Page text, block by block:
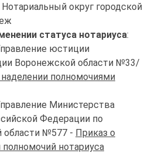
Нотариальный округ городской
статуса нотариуса:
юстиции
Воронежской области №33/
полномочиями
Министерства
Федерации по
области №577 - Приказ о
нотариуса